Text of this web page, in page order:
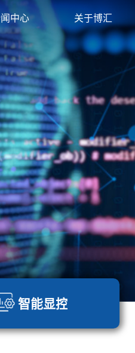
中心 关于博汇
智能显控